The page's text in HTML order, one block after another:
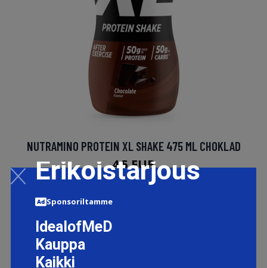
NUTRAMINO PROTEIN XL SHAKE 475 ML CHOKLAD
4.5 EUR
LISÄTIETOJA
Erikoistarjous
Sponsoriltamme
IdealofMeD
Kauppa
Kaikki